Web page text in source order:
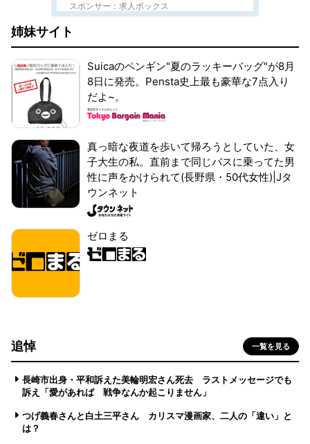
スポンサー：求人ボックス
姉妹サイト
Suicaのペンギン"夏のラッキーバッグ"が8月
8日に発売。Pensta史上最も豪華な7点入り
だよ~。
真っ暗な夜道を歩いて帰ろうとしていた、女
子大生の私。直前まで同じバスに乗ってた男
性に声をかけられて(長野県・50代女性)|Jタ
ウンネット
ゼロまる
追悼 一覧を見る
長崎市出身・平和訴えた美輪明宏さん死去 ラストメッセージでも
訴え「愛があれば 戦争なんか起こりません」
つげ義春さんと白土三平さん カリスマ漫画家、二人の「違い」と
は？